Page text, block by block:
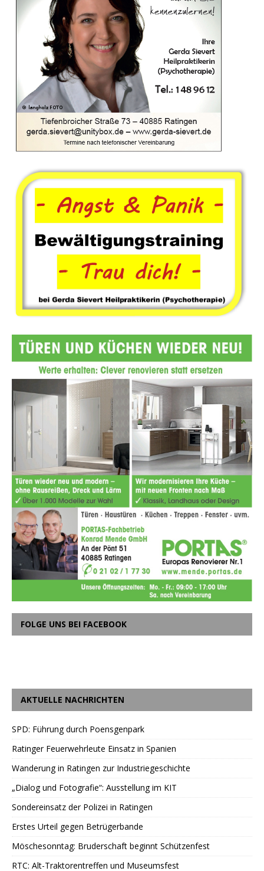
FOLGE UNS BEI FACEBOOK
AKTUELLE NACHRICHTEN
SPD: Führung durch Poensgenpark
Ratinger Feuerwehrleute Einsatz in Spanien
Wanderung in Ratingen zur Industriegeschichte
„Dialog und Fotografie“: Ausstellung im KIT
Sondereinsatz der Polizei in Ratingen
Erstes Urteil gegen Betrügerbande
Möschesonntag: Bruderschaft beginnt Schützenfest
RTC: Alt-Traktorentreffen und Museumsfest